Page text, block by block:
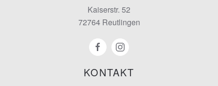
KONTAKT
Kaiserstr. 52
72764 Reutlingen